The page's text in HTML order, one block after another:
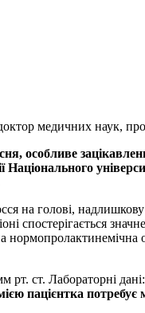
доктор медичних наук,
особливе
на голові,
спостерігається
рт. ст. Лабо­раторні
пацієнтка потребує